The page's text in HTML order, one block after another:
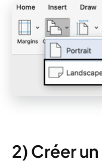
2) Créer